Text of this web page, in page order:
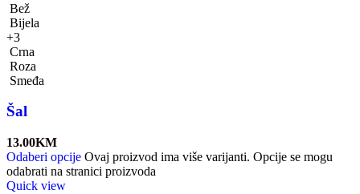
Bež
Bijela
+3
Crna
Roza
Smeđa
Šal
13.00KM
Odaberi opcije Ovaj proizvod ima više varijanti. Opcije se mogu
odabrati na stranici proizvoda
Quick view